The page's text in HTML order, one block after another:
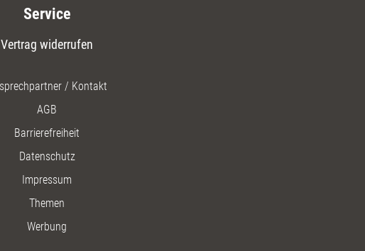
Service
Vertrag widerrufen
/ Kontakt
AGB
Barrierefreiheit
Datenschutz
Impressum
Themen
Werbung